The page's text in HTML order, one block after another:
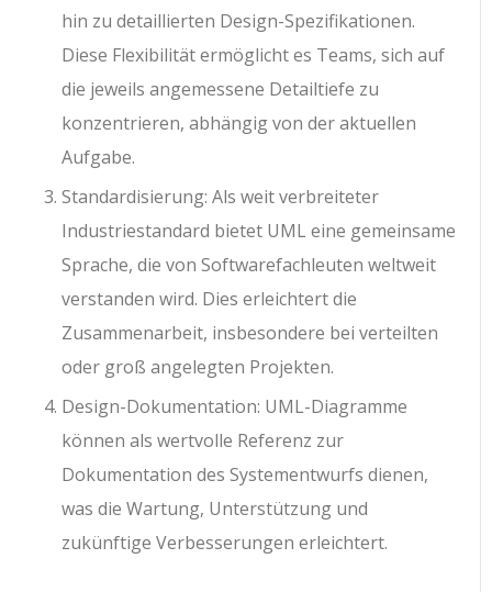
hin zu detaillierten Design-Spezifikationen.
Diese Flexibilität ermöglicht es Teams, sich auf
die jeweils angemessene Detailtiefe zu
konzentrieren, abhängig von der aktuellen
Aufgabe.
Standardisierung: Als weit verbreiteter
Industriestandard bietet UML eine gemeinsame
Sprache, die von Softwarefachleuten weltweit
verstanden wird. Dies erleichtert die
Zusammenarbeit, insbesondere bei verteilten
oder groß angelegten Projekten.
Design-Dokumentation: UML-Diagramme
können als wertvolle Referenz zur
Dokumentation des Systementwurfs dienen,
was die Wartung, Unterstützung und
zukünftige Verbesserungen erleichtert.